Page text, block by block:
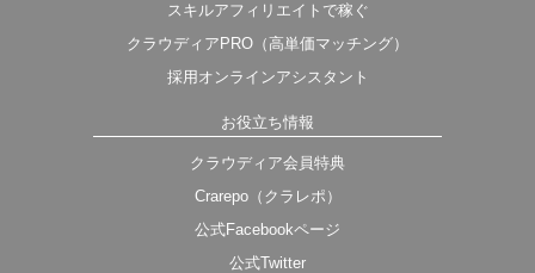
スキルアフィリエイトで稼ぐ
クラウディアPRO（高単価マッチング）
採用オンラインアシスタント
お役立ち情報
クラウディア会員特典
Crarepo（クラレポ）
公式Facebookページ
公式Twitter